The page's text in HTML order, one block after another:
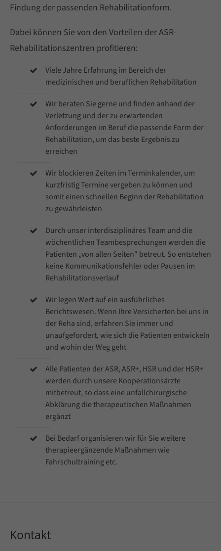
376-293 City Road, Suite 600
San Francisco, CA 94102
+44 1234 567 890
Drop us a line
info@yourdomain.com
About us
Lorem ipsum dolor sit amet, consectetuer
adipiscing elit.
Aenean commodo ligula eget dolor. Aenean
magnis dis parturient montes, nascetur
ridiculus mus. Donec quam felis, ultricies nec.
Findung der passenden Rehabilitationform.
Dabei können Sie von den Vorteilen der ASR-
Rehabilitationszentren profitieren:
Viele Jahre Erfahrung im Bereich der
medizinischen und beruflichen Rehabilitation
Wir beraten Sie gerne und finden anhand der
Verletzung und der zu erwartenden
Anforderungen im Beruf die passende Form der
Rehabilitation, um das beste Ergebnis zu
erreichen
Wir blockieren Zeiten im Terminkalender, um
kurzfristig Termine vergeben zu können und
somit einen schnellen Beginn der Rehabilitation
zu gewährleisten
Durch unser interdisziplinäres Team und die
wöchentlichen Teambesprechungen werden die
Patienten „von allen Seiten“ betreut. So entstehen
keine Kommunikationsfehler oder Pausen im
Rehabilitationsverlauf
Wir legen Wert auf ein ausführliches
Berichtswesen. Wenn Ihre Versicherten bei uns in
der Reha sind, erfahren Sie immer und
unaufgefordert, wie sich die Patienten entwickeln
und wohin der Weg geht
Alle Patienten der ASR, ASR+, HSR und der HSR+
werden durch unsere Kooperationsärzte
mitbetreut, so dass eine unfallchirurgische
Abklärung die therapeutischen Maßnahmen
ergänzt
Bei Bedarf organisieren wir für Sie weitere
therapieergänzende Maßnahmen wie
Fahrschultraining etc.
Kontakt